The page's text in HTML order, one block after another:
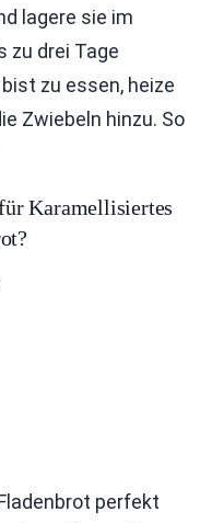
lagere sie im
zu drei Tage
zu essen, heize
Zwiebeln hinzu. So
Karamellisiertes
perfekt